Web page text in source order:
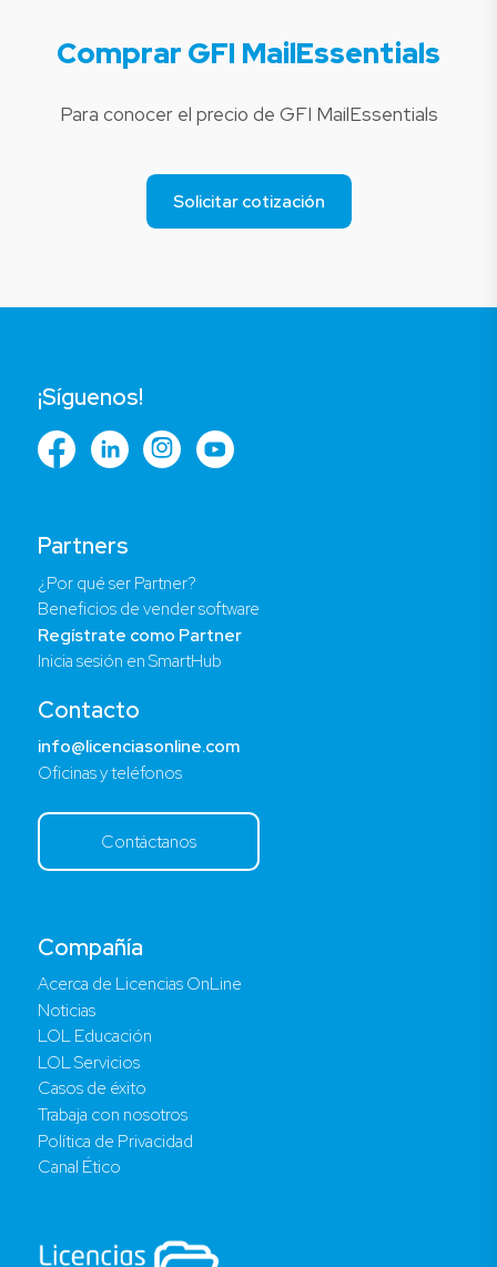
Comprar GFI MailEssentials
Para conocer el precio de GFI MailEssentials
Solicitar cotización
Compañía
Acerca de Licencias OnLine
Noticias
LOL Educación
LOL Servicios
Casos de éxito
Trabaja con nosotros
Política de Privacidad
Canal Ético
Partners
¿Por qué ser Partner?
Beneficios de vender software
Regístrate como Partner
Inicia sesión en SmartHub
Contacto
info@licenciasonline.com
Oficinas y teléfonos
Contáctanos
¡Síguenos!